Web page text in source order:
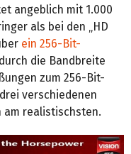
angeblich mit 1.000
als bei den „HD
ein 256-Bit-
die Bandbreite
zum 256-Bit-
verschiedenen
am realistischsten.